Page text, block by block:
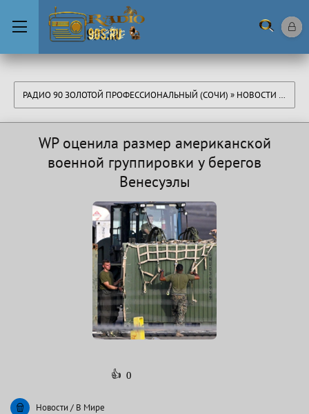
РАДИО 90 ЗОЛОТОЙ ПРОФЕССИОНАЛЬНЫЙ (СОЧИ) » НОВОСТИ
WP оценила размер американской
военной группировки у берегов
Венесуэлы
👍 0
Новости / В Мире